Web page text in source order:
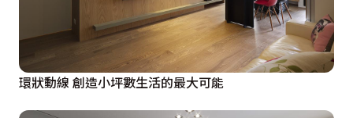
環狀動線 創造小坪數生活的最大可能